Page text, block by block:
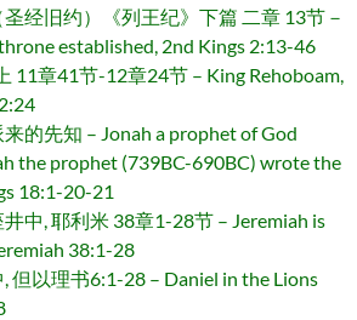
经旧约）《列王纪》下篇 二章 13节－
established, 2nd Kings 2:13-46
11章41节-12章24节 – King Rehoboam,
的先知 – Jonah a prophet of God
the prophet (739BC-690BC) wrote the
18:1-20-21
中, 耶利米 38章1-28节 – Jeremiah is
38:1-28
但以理书6:1-28 – Daniel in the Lions